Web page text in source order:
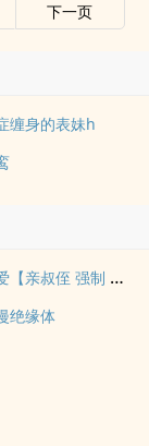
下一页
缠身的表妹h
囚爱【亲叔侄 强制 1v1 H】
绝缘体